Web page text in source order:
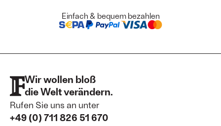
Einfach & bequem bezahlen
Wir wollen bloß
die Welt verändern.
Rufen Sie uns an unter
+49 (0) 711 826 51 670